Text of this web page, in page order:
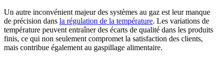
Un autre inconvénient majeur des systèmes au gaz est leur manque
de précision dans la régulation de la température. Les variations de
température peuvent entraîner des écarts de qualité dans les produits
finis, ce qui non seulement compromet la satisfaction des clients,
mais contribue également au gaspillage alimentaire.